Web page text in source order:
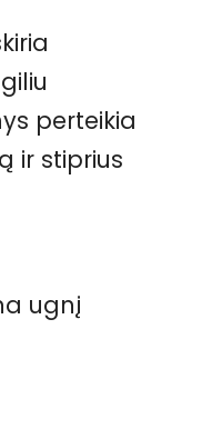
perteikia
ir stiprius
ugnį